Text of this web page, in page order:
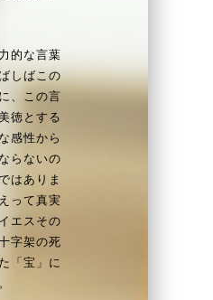
的な言葉
しばこの
、この言
徳とする
感性から
らないの
はありま
って真実
エスその
字架の死
「宝」に